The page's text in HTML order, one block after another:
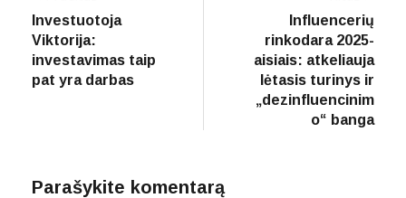
tarp
įrašų
post:
Investuotoja
Viktorija:
investavimas taip
pat yra darbas
Influencerių
rinkodara 2025-
aisiais: atkeliauja
lėtasis turinys ir
„dezinfluencinim
o“ banga
Parašykite komentarą